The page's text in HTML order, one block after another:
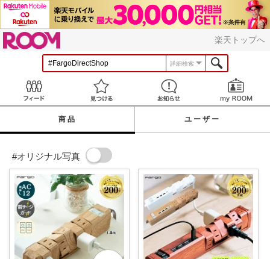
楽天トップへ
詳細検索
見つける お知らせ
商品 ユーザー
#オリジナル写真